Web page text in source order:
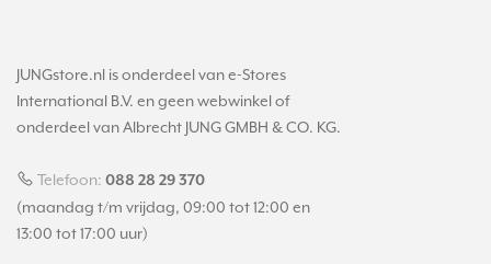
JUNGstore.nl is onderdeel van e-Stores
International B.V. en geen webwinkel of
onderdeel van Albrecht JUNG GMBH & CO. KG.
Telefoon: 088 28 29 370
(maandag t/m vrijdag, 09:00 tot 12:00 en
13:00 tot 17:00 uur)